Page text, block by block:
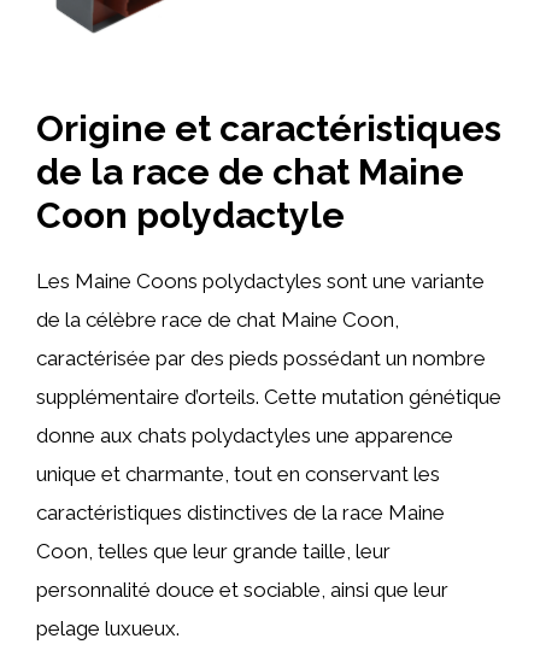
Origine et caractéristiques
de la race de chat Maine
Coon polydactyle
Les Maine Coons polydactyles sont une variante
de la célèbre race de chat Maine Coon,
caractérisée par des pieds possédant un nombre
supplémentaire d’orteils. Cette mutation génétique
donne aux chats polydactyles une apparence
unique et charmante, tout en conservant les
caractéristiques distinctives de la race Maine
Coon, telles que leur grande taille, leur
personnalité douce et sociable, ainsi que leur
pelage luxueux.